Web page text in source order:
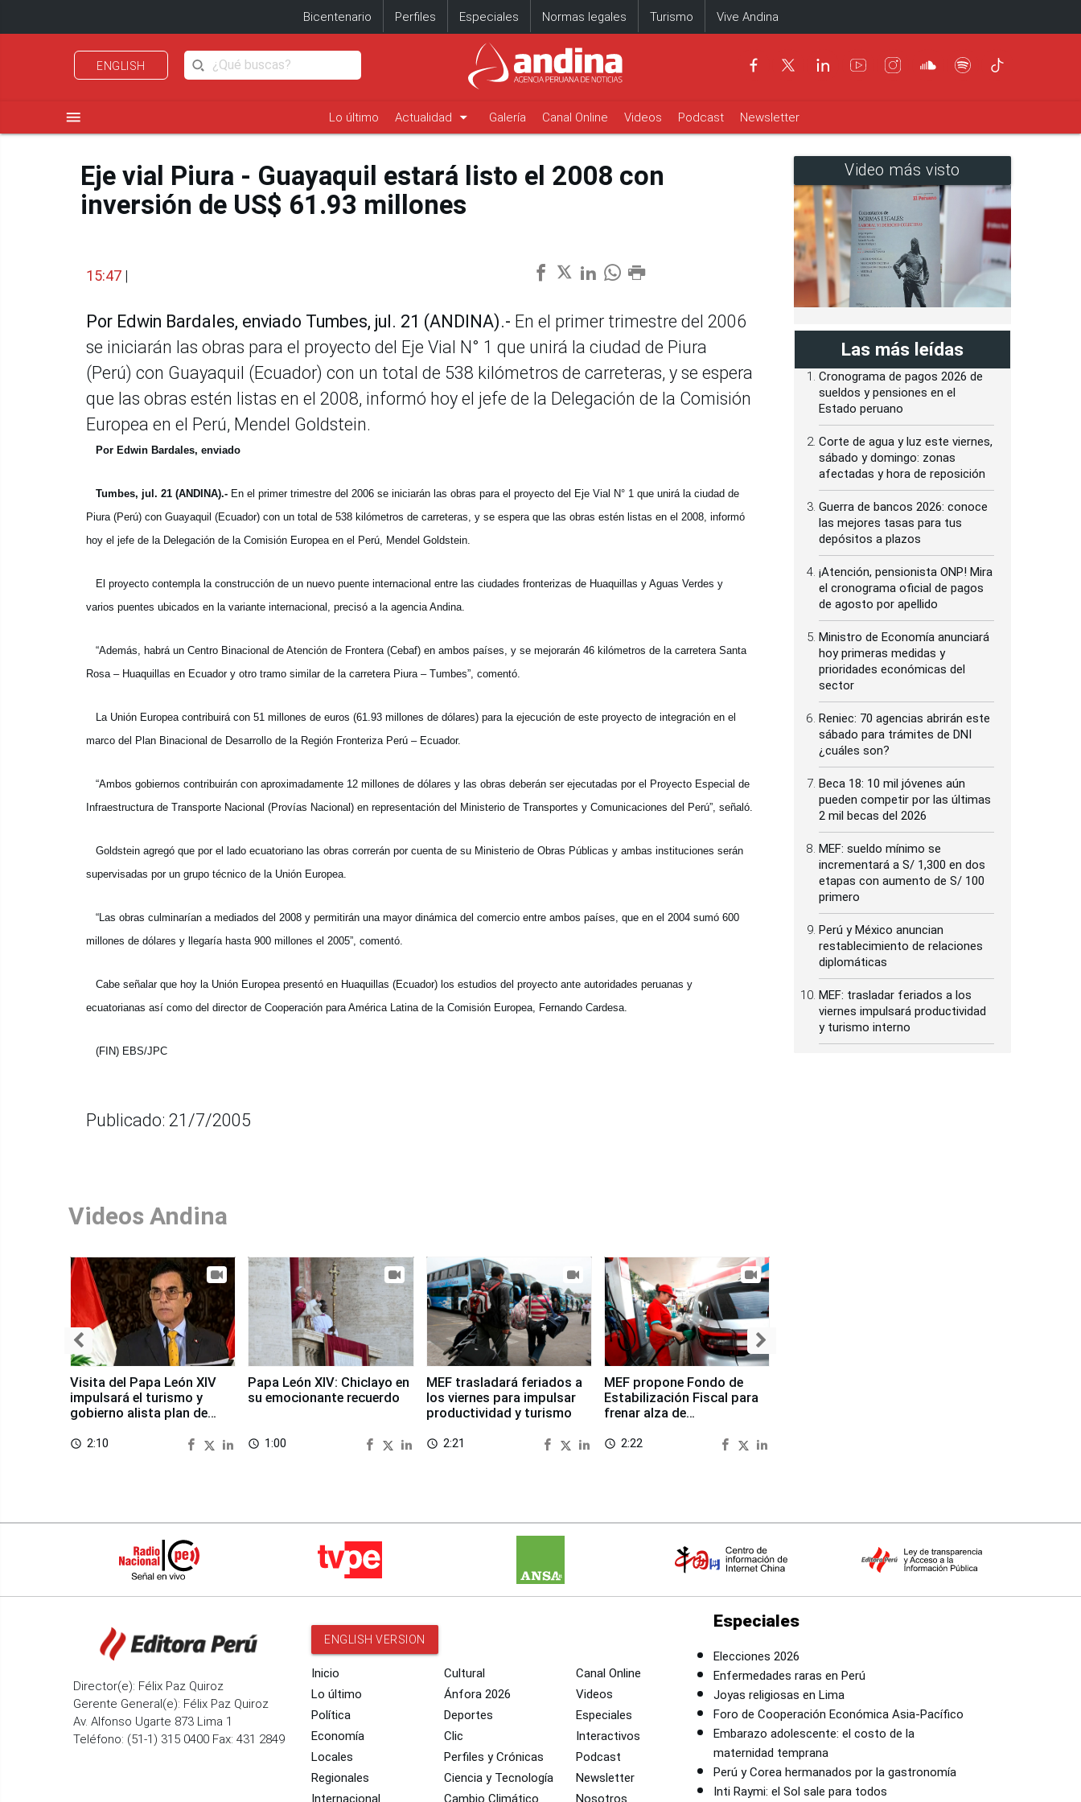
Bicentenario Perfiles Especiales Normas legales Turismo Vive Andina
ENGLISH
menu Lo último Actualidad arrow_drop_down Galería Canal Online Videos Podcast Newsletter
Eje vial Piura - Guayaquil estará listo el 2008 con
inversión de US$ 61.93 millones
15:47 |
Por Edwin Bardales, enviado Tumbes, jul. 21 (ANDINA).- En el primer trimestre del 2006
se iniciarán las obras para el proyecto del Eje Vial N° 1 que unirá la ciudad de Piura
(Perú) con Guayaquil (Ecuador) con un total de 538 kilómetros de carreteras, y se espera
que las obras estén listas en el 2008, informó hoy el jefe de la Delegación de la Comisión
Europea en el Perú, Mendel Goldstein.
Por Edwin Bardales, enviado
Tumbes, jul. 21 (ANDINA).- En el primer trimestre del 2006 se iniciarán las obras para el proyecto del Eje Vial N° 1 que unirá la ciudad de
Piura (Perú) con Guayaquil (Ecuador) con un total de 538 kilómetros de carreteras, y se espera que las obras estén listas en el 2008, informó
hoy el jefe de la Delegación de la Comisión Europea en el Perú, Mendel Goldstein.
El proyecto contempla la construcción de un nuevo puente internacional entre las ciudades fronterizas de Huaquillas y Aguas Verdes y
varios puentes ubicados en la variante internacional, precisó a la agencia Andina.
“Además, habrá un Centro Binacional de Atención de Frontera (Cebaf) en ambos países, y se mejorarán 46 kilómetros de la carretera Santa
Rosa – Huaquillas en Ecuador y otro tramo similar de la carretera Piura – Tumbes”, comentó.
La Unión Europea contribuirá con 51 millones de euros (61.93 millones de dólares) para la ejecución de este proyecto de integración en el
marco del Plan Binacional de Desarrollo de la Región Fronteriza Perú – Ecuador.
“Ambos gobiernos contribuirán con aproximadamente 12 millones de dólares y las obras deberán ser ejecutadas por el Proyecto Especial de
Infraestructura de Transporte Nacional (Provías Nacional) en representación del Ministerio de Transportes y Comunicaciones del Perú”, señaló.
Goldstein agregó que por el lado ecuatoriano las obras correrán por cuenta de su Ministerio de Obras Públicas y ambas instituciones serán
supervisadas por un grupo técnico de la Unión Europea.
“Las obras culminarían a mediados del 2008 y permitirán una mayor dinámica del comercio entre ambos países, que en el 2004 sumó 600
millones de dólares y llegaría hasta 900 millones el 2005”, comentó.
Cabe señalar que hoy la Unión Europea presentó en Huaquillas (Ecuador) los estudios del proyecto ante autoridades peruanas y
ecuatorianas así como del director de Cooperación para América Latina de la Comisión Europea, Fernando Cardesa.
(FIN) EBS/JPC
Publicado: 21/7/2005
Videos Andina
Visita del Papa León XIV
impulsará el turismo y
gobierno alista plan de
access_time 2:10
Papa León XIV: Chiclayo en
su emocionante recuerdo
access_time 1:00
MEF trasladará feriados a
los viernes para impulsar
productividad y turismo
access_time 2:21
MEF propone Fondo de
Estabilización Fiscal para
frenar alza de
access_time 2:22
Video más visto
Las más leídas
Cronograma de pagos 2026 de
sueldos y pensiones en el
Estado peruano
Corte de agua y luz este viernes,
sábado y domingo: zonas
afectadas y hora de reposición
Guerra de bancos 2026: conoce
las mejores tasas para tus
depósitos a plazos
¡Atención, pensionista ONP! Mira
el cronograma oficial de pagos
de agosto por apellido
Ministro de Economía anunciará
hoy primeras medidas y
prioridades económicas del
sector
Reniec: 70 agencias abrirán este
sábado para trámites de DNI
¿cuáles son?
Beca 18: 10 mil jóvenes aún
pueden competir por las últimas
2 mil becas del 2026
MEF: sueldo mínimo se
incrementará a S/ 1,300 en dos
etapas con aumento de S/ 100
primero
Perú y México anuncian
restablecimiento de relaciones
diplomáticas
MEF: trasladar feriados a los
viernes impulsará productividad
y turismo interno
Director(e): Félix Paz Quiroz
Gerente General(e): Félix Paz Quiroz
Av. Alfonso Ugarte 873 Lima 1
Teléfono: (51-1) 315 0400 Fax: 431 2849
ENGLISH VERSION
Inicio
Lo último
Política
Economía
Locales
Regionales
Internacional
Cultural
Ánfora 2026
Deportes
Clic
Perfiles y Crónicas
Ciencia y Tecnología
Cambio Climático
Canal Online
Videos
Especiales
Interactivos
Podcast
Newsletter
Nosotros
Especiales
Elecciones 2026
Enfermedades raras en Perú
Joyas religiosas en Lima
Foro de Cooperación Económica Asia-Pacífico
Embarazo adolescente: el costo de la
maternidad temprana
Perú y Corea hermanados por la gastronomía
Inti Raymi: el Sol sale para todos